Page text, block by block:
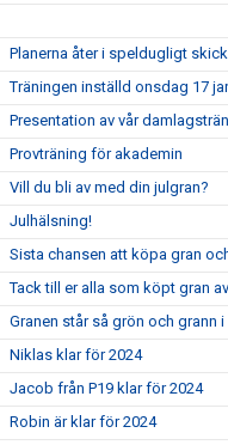
Planerna åter i speldugligt
Träningen inställd onsdag 17
Presentation av vår
Provträning för akademin
Vill du bli av med din julgran?
Julhälsning!
Sista chansen att köpa gran
Tack till er alla som köpt gran
Granen står så grön och grann
Niklas klar för 2024
Jacob från P19 klar för 2024
Robin är klar för 2024